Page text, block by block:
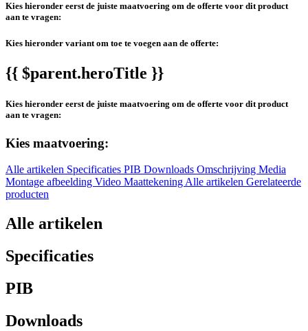
Kies hieronder eerst de juiste maatvoering om de offerte voor dit product
aan te vragen:
Kies hieronder variant om toe te voegen aan de offerte:
{{ $parent.heroTitle }}
Kies hieronder eerst de juiste maatvoering om de offerte voor dit product
aan te vragen:
Kies maatvoering:
Alle artikelen Specificaties PIB Downloads Omschrijving Media
Montage afbeelding Video MaattekeningAlle artikelen Gerelateerde
producten
Alle artikelen
Specificaties
PIB
Downloads